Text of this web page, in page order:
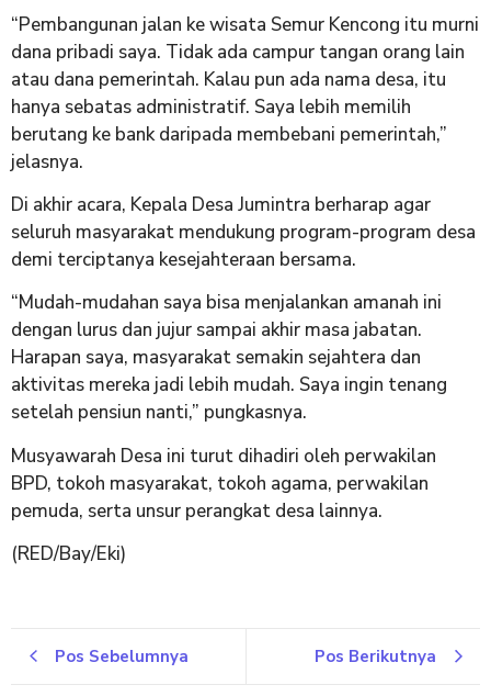
“Pembangunan jalan ke wisata Semur Kencong itu murni
dana pribadi saya. Tidak ada campur tangan orang lain
atau dana pemerintah. Kalau pun ada nama desa, itu
hanya sebatas administratif. Saya lebih memilih
berutang ke bank daripada membebani pemerintah,”
jelasnya.
Di akhir acara, Kepala Desa Jumintra berharap agar
seluruh masyarakat mendukung program-program desa
demi terciptanya kesejahteraan bersama.
“Mudah-mudahan saya bisa menjalankan amanah ini
dengan lurus dan jujur sampai akhir masa jabatan.
Harapan saya, masyarakat semakin sejahtera dan
aktivitas mereka jadi lebih mudah. Saya ingin tenang
setelah pensiun nanti,” pungkasnya.
Musyawarah Desa ini turut dihadiri oleh perwakilan
BPD, tokoh masyarakat, tokoh agama, perwakilan
pemuda, serta unsur perangkat desa lainnya.
(RED/Bay/Eki)
Pos Sebelumnya Pos Berikutnya